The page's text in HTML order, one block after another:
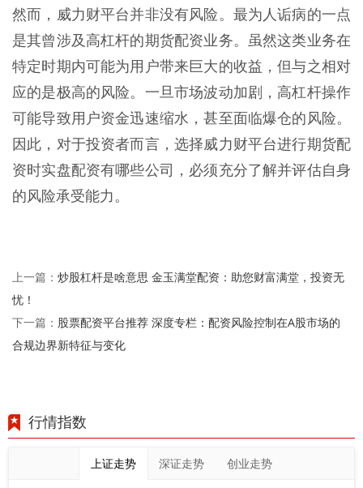
然而，威力财平台并非没有风险。最为人诟病的一点
是其曾涉及高杠杆的期货配资业务。虽然这类业务在
特定时期内可能为用户带来巨大的收益，但与之相对
应的是极高的风险。一旦市场波动加剧，高杠杆操作
可能导致用户资金迅速缩水，甚至面临爆仓的风险。
因此，对于投资者而言，选择威力财平台进行期货配
资时实盘配资有哪些公司，必须充分了解并评估自身
的风险承受能力。
上一篇： 炒股杠杆是啥意思 金玉满堂配资：助您财富满堂，投资无
忧！
下一篇： 股票配资平台推荐 深度专栏：配资风险控制在A股市场的
合规边界新特征与变化
行情指数
上证走势 深证走势 创业走势